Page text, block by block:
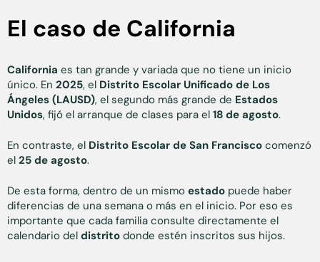
El caso de California
California es tan grande y variada que no tiene un inicio
único. En 2025, el Distrito Escolar Unificado de Los
Ángeles (LAUSD), el segundo más grande de Estados
Unidos, fijó el arranque de clases para el 18 de agosto.
En contraste, el Distrito Escolar de San Francisco comenzó
el 25 de agosto.
De esta forma, dentro de un mismo estado puede haber
diferencias de una semana o más en el inicio. Por eso es
importante que cada familia consulte directamente el
calendario del distrito donde estén inscritos sus hijos.